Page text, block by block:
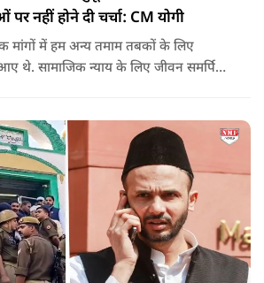
नहीं होने दी चर्चा: CM योगी
मांगों में हम अन्य तमाम तबकों के लिए
थे. सामाजिक न्याय के लिए जीवन समर्पित
मूर्तियों पर छाजन, पार्क, बाउंड्रीवाल के
प्रावधान किया है. यह बजट पास न हो,
ने सदन की कार्यवाही को बाधित किया और
का प्रयास किया.